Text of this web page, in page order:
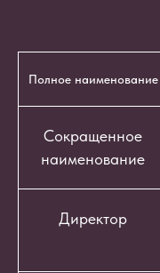
Полное наименование
Сокращенное
наименование
Директор